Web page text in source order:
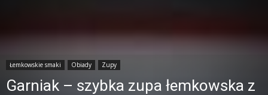
Łemkowskie smaki Obiady Zupy
Garniak – szybka zupa łemkowska z